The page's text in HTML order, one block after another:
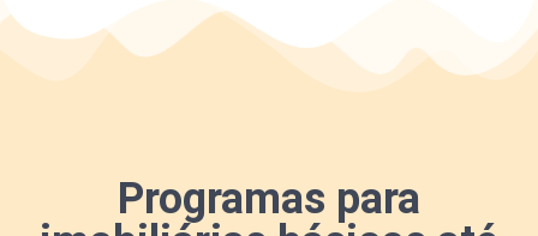
Programas para